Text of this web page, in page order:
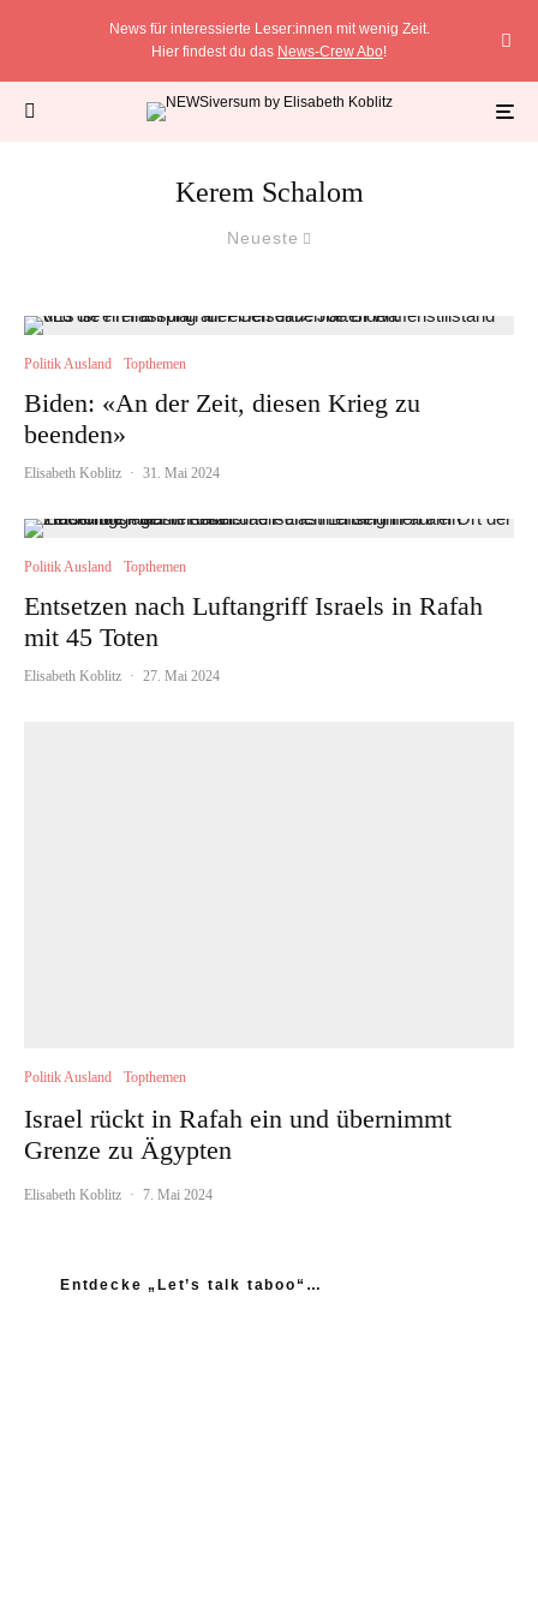
News für interessierte Leser:innen mit wenig Zeit.
Hier findest du das News-Crew Abo!
Kerem Schalom
Neueste
Politik Ausland Topthemen
Biden: «An der Zeit, diesen Krieg zu
beenden»
Elisabeth Koblitz · 31. Mai 2024
Politik Ausland Topthemen
Entsetzen nach Luftangriff Israels in Rafah
mit 45 Toten
Elisabeth Koblitz · 27. Mai 2024
Politik Ausland Topthemen
Israel rückt in Rafah ein und übernimmt
Grenze zu Ägypten
Elisabeth Koblitz · 7. Mai 2024
Entdecke „Let’s talk taboo“…